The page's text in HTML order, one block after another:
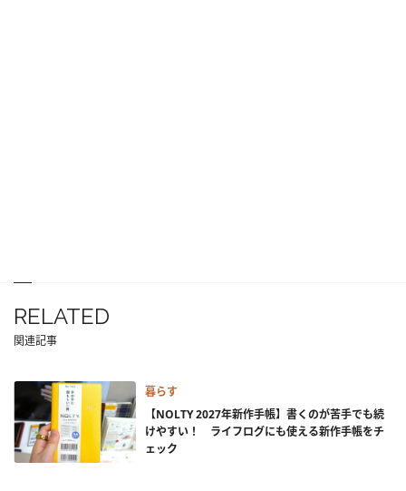
RELATED
関連記事
暮らす
【NOLTY 2027年新作手帳】書くのが苦手でも続
けやすい！ ライフログにも使える新作手帳をチ
ェック